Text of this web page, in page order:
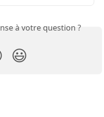
à votre question ?
😃